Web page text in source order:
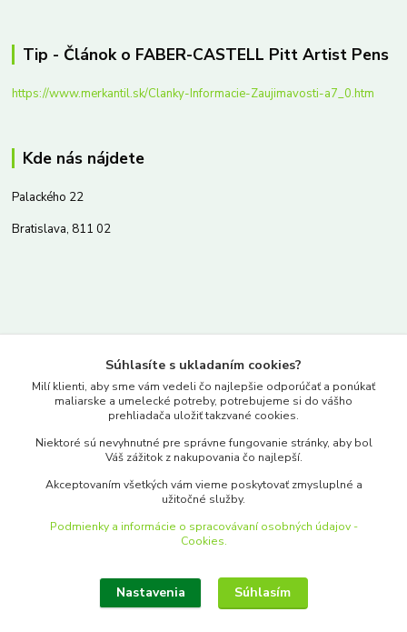
Tip - Článok o FABER-CASTELL Pitt Artist Pens
https://www.merkantil.sk/Clanky-Informacie-Zaujimavosti-a7_0.htm
Kde nás nájdete
Palackého 22
Bratislava, 811 02
www.merkantil.sk
Pondelok-Piatok: 9.00-17.00hod.
objednavky@merkantil-obchod.sk
Upraviť zber cookies.
Súhlasíte s ukladaním cookies?
Milí klienti, aby sme vám vedeli čo najlepšie odporúčať a ponúkať
maliarske a umelecké potreby, potrebujeme si do vášho
prehliadača uložiť takzvané cookies.
Niektoré sú nevyhnutné pre správne fungovanie stránky, aby bol
Váš zážitok z nakupovania čo najlepší.
Akceptovaním všetkých vám vieme poskytovať zmysluplné a
užitočné služby.
Podmienky a informácie o spracovávaní osobných údajov -
Cookies.
Nastavenia Súhlasím